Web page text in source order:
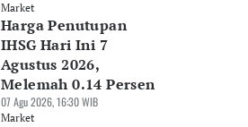
Market
Harga Penutupan
IHSG Hari Ini 7
Agustus 2026,
Melemah 0.14 Persen
07 Agu 2026, 16:30 WIB
Market